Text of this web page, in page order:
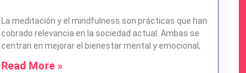
La meditación y el mindfulness son prácticas que han
cobrado relevancia en la sociedad actual. Ambas se
centran en mejorar el bienestar mental y emocional,
Read More »